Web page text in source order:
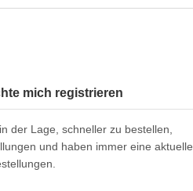
mich registrieren
der Lage, schneller zu bestellen,
und haben immer eine aktuelle